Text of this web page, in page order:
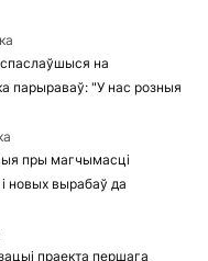
на
парыраваў: "У нас розныя
пры магчымасці
новых вырабаў да
праекта першага